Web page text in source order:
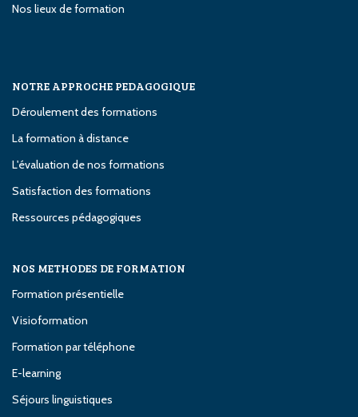
Nos lieux de formation
NOTRE APPROCHE PEDAGOGIQUE
Déroulement des formations
La formation à distance
L'évaluation de nos formations
Satisfaction des formations
Ressources pédagogiques
NOS METHODES DE FORMATION
Formation présentielle
Visioformation
Formation par téléphone
E-learning
Séjours linguistiques